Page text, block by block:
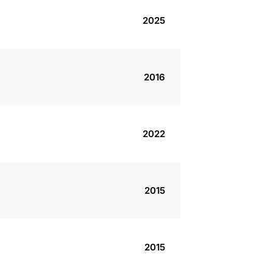
2025
2016
2022
2015
2015